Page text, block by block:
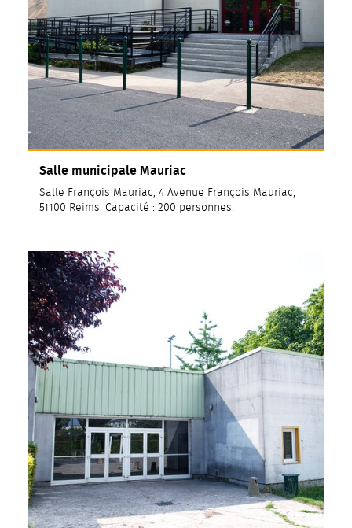
Salle municipale Mauriac
Salle François Mauriac, 4 Avenue François Mauriac,
51100 Reims. Capacité : 200 personnes.